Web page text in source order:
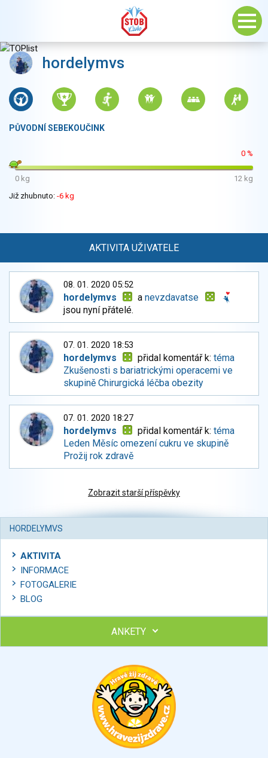
hordelymvs
PŮVODNÍ SEBEKOUČINK
0 %
0 kg
12 kg
Již zhubnuto: -6 kg
AKTIVITA UŽIVATELE
08. 01. 2020 05:52
hordelymvs anevzdavatse
jsou nyní přátelé.
07. 01. 2020 18:53
hordelymvs přidal komentář k:téma
Zkušenosti s bariatrickými operacemi ve
skupině Chirurgická léčba obezity
07. 01. 2020 18:27
hordelymvs přidal komentář k:téma
Leden Měsíc omezení cukru ve skupině
Prožij rok zdravě
Zobrazit starší příspěvky
HORDELYMVS
AKTIVITA
INFORMACE
FOTOGALERIE
BLOG
ANKETY